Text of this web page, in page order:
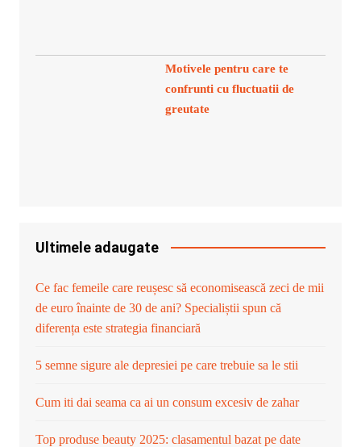
Motivele pentru care te
confrunti cu fluctuatii de
greutate
Ultimele adaugate
Ce fac femeile care reușesc să economisească zeci de mii
de euro înainte de 30 de ani? Specialiștii spun că
diferența este strategia financiară
5 semne sigure ale depresiei pe care trebuie sa le stii
Cum iti dai seama ca ai un consum excesiv de zahar
Top produse beauty 2025: clasamentul bazat pe date